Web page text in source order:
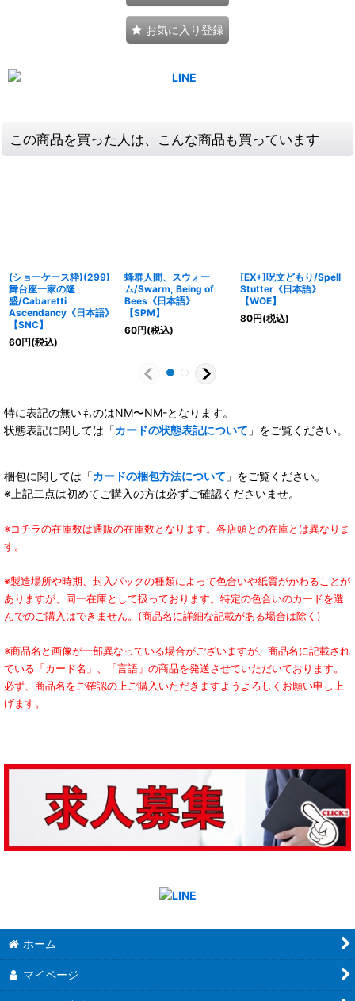
お気に入り登録
この商品を買った人は、こんな商品も買っています
(ショーケース枠)(299)
舞台座一家の隆
盛/Cabaretti
Ascendancy《日本語》
【SNC】
60円(税込)
蜂群人間、スウォー
ム/Swarm, Being of
Bees《日本語》
【SPM】
60円(税込)
[EX+]呪文どもり/Spell
Stutter《日本語》
【WOE】
80円(税込)
特に表記の無いものはNM〜NM-となります。
状態表記に関しては「カードの状態表記について 」をご覧ください。
梱包に関しては「カードの梱包方法について 」をご覧ください。
※上記二点は初めてご購入の方は必ずご確認くださいませ。
※コチラの在庫数は通販の在庫数となります。各店頭との在庫とは異なりま
す。
※製造場所や時期、封入パックの種類によって色合いや紙質がかわることが
ありますが、同一在庫として扱っております。特定の色合いのカードを選
んでのご購入はできません。(商品名に詳細な記載がある場合は除く)
※商品名と画像が一部異なっている場合がございますが、商品名に記載され
ている「カード名」、「言語」の商品を発送させていただいております。
必ず、商品名をご確認の上ご購入いただきますようよろしくお願い申し上
げます。
ホーム
マイページ